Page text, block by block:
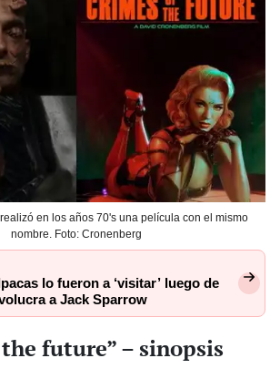
en los años 70's una película con el mismo
nombre. Foto: Cronenberg
lo fueron a ‘visitar’ luego de
a Jack Sparrow
future” – sinopsis